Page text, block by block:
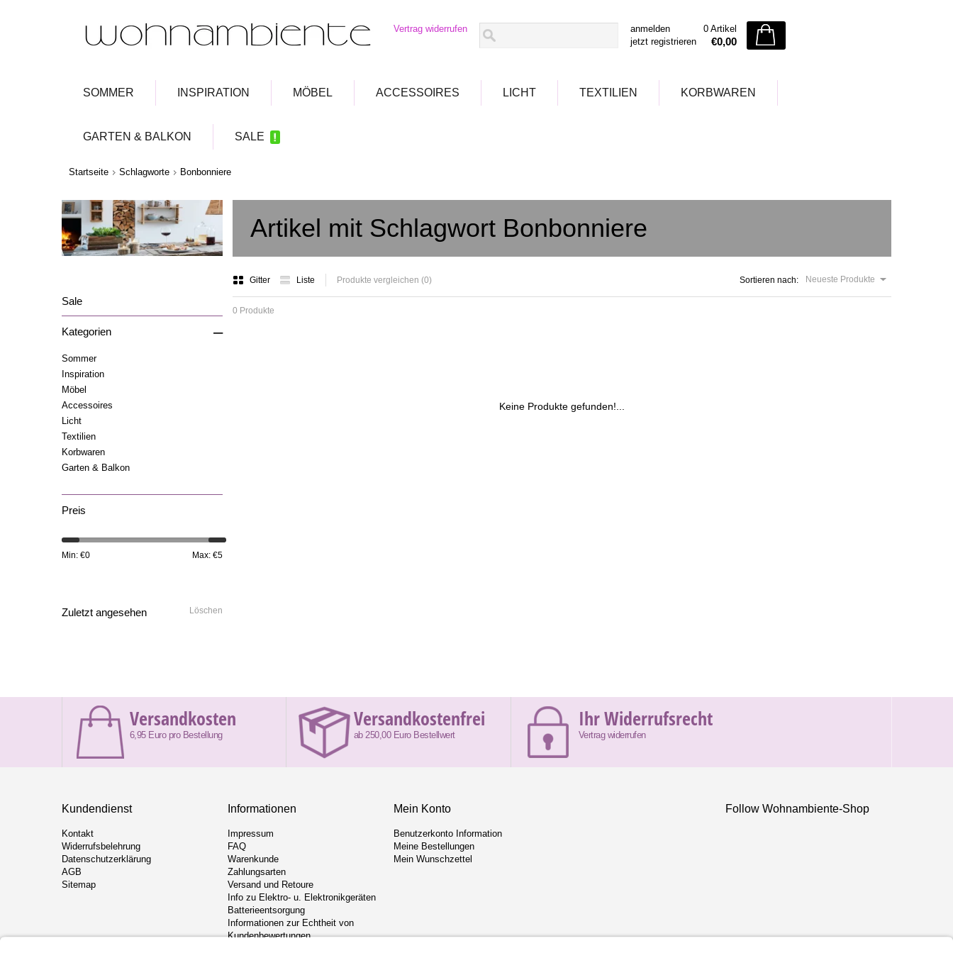
Vertrag widerrufen
anmelden
jetzt registrieren
0 Artikel
€0,00
SOMMER INSPIRATION MÖBEL ACCESSOIRES LICHT TEXTILIEN KORBWAREN
GARTEN & BALKON SALE
Startseite Schlagworte Bonbonniere
Artikel mit Schlagwort Bonbonniere
Gitter Liste Produkte vergleichen (0) Sortieren nach: Neueste Produkte
0 Produkte
Keine Produkte gefunden!...
Sale
Kategorien –
Sommer
Inspiration
Möbel
Accessoires
Licht
Textilien
Korbwaren
Garten & Balkon
Preis
Min: €0 Max: €5
Zuletzt angesehen Löschen
Versandkosten
6,95 Euro pro Bestellung
Versandkostenfrei
ab 250,00 Euro Bestellwert
Ihr Widerrufsrecht
Vertrag widerrufen
Kundendienst
Kontakt
Widerrufsbelehrung
Datenschutzerklärung
AGB
Sitemap
Informationen
Impressum
FAQ
Warenkunde
Zahlungsarten
Versand und Retoure
Info zu Elektro- u. Elektronikgeräten
Batterieentsorgung
Informationen zur Echtheit von
Kundenbewertungen
Mein Konto
Benutzerkonto Information
Meine Bestellungen
Mein Wunschzettel
Follow Wohnambiente-Shop